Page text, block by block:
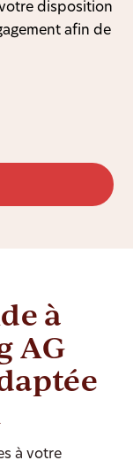
disposition
afin de
à
AG
à votre